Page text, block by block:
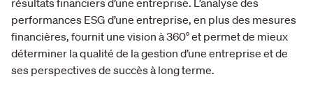
performances ESG d’une entreprise, en plus des mesures
financières, fournit une vision à 360° et permet de mieux
déterminer la qualité de la gestion d’une entreprise et de
ses perspectives de succès à long terme.